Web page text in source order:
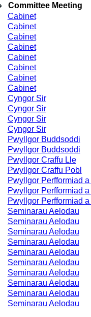
Committee Meeting
Cabinet
Cabinet
Cabinet
Cabinet
Cabinet
Cabinet
Cabinet
Cabinet
Cyngor Sir
Cyngor Sir
Cyngor Sir
Cyngor Sir
Pwyllgor Buddsoddi
Pwyllgor Buddsoddi
Pwyllgor Craffu Lle
Pwyllgor Craffu Pobl
Pwyllgor Perfformiad
Pwyllgor Perfformiad
Pwyllgor Perfformiad
Seminarau Aelodau
Seminarau Aelodau
Seminarau Aelodau
Seminarau Aelodau
Seminarau Aelodau
Seminarau Aelodau
Seminarau Aelodau
Seminarau Aelodau
Seminarau Aelodau
Seminarau Aelodau